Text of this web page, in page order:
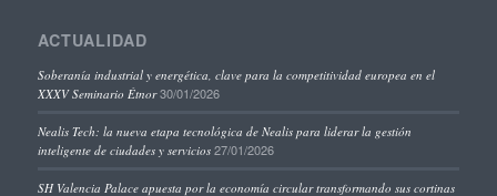
ACTUALIDAD
Soberanía industrial y energética, clave para la competitividad europea en el
XXXV Seminario Étnor 30/01/2026
Nealis Tech: la nueva etapa tecnológica de Nealis para liderar la gestión
inteligente de ciudades y servicios 27/01/2026
SH Valencia Palace apuesta por la economía circular transformando sus cortinas